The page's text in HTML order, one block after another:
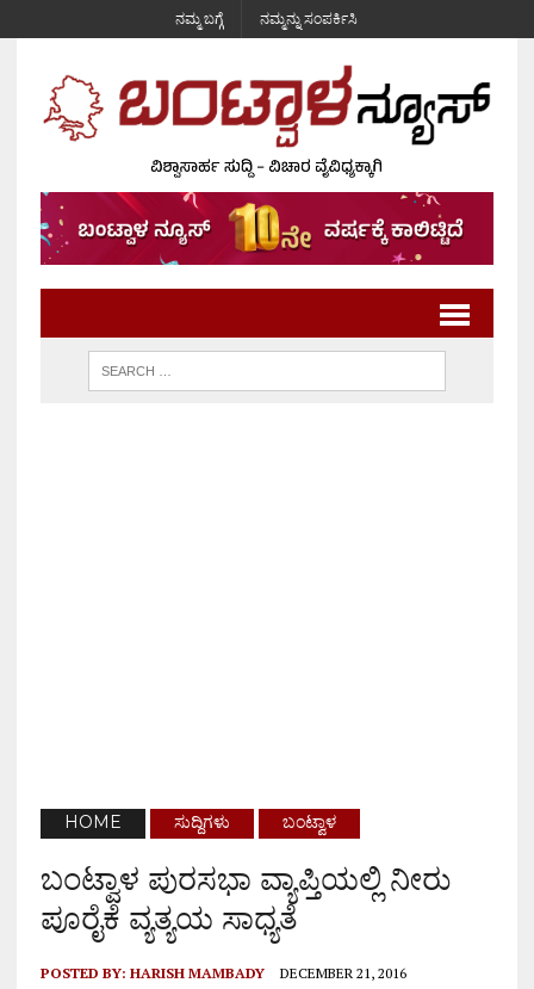
ನಮ್ಮ ಬಗ್ಗೆ ನಮ್ಮನ್ನು ಸಂಪರ್ಕಿಸಿ
HOME ಸುದ್ದಿಗಳು ಬಂಟ್ವಾಳ
ಬಂಟ್ವಾಳ ಪುರಸಭಾ ವ್ಯಾಪ್ತಿಯಲ್ಲಿ ನೀರು
ಪೂರೈಕೆ ವ್ಯತ್ಯಯ ಸಾಧ್ಯತೆ
POSTED BY: HARISH MAMBADY DECEMBER 21, 2016